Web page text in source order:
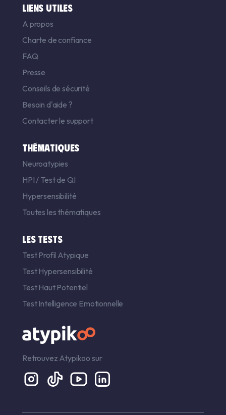
LIENS UTILES
A propos
Charte de confiance
FAQ
Presse
Conseils de sécurité
Besoin d'aide ?
Contacter le support
THÉMATIQUES
Neuroatypies
HPI / Test de QI
Hypersensibilité
Toutes les thématiques
LES TESTS
Test Profil Atypique
Test Hypersensibilité
Test Haut Potentiel
Test Intelligence Emotionnelle
Retrouvez Atypikoo sur